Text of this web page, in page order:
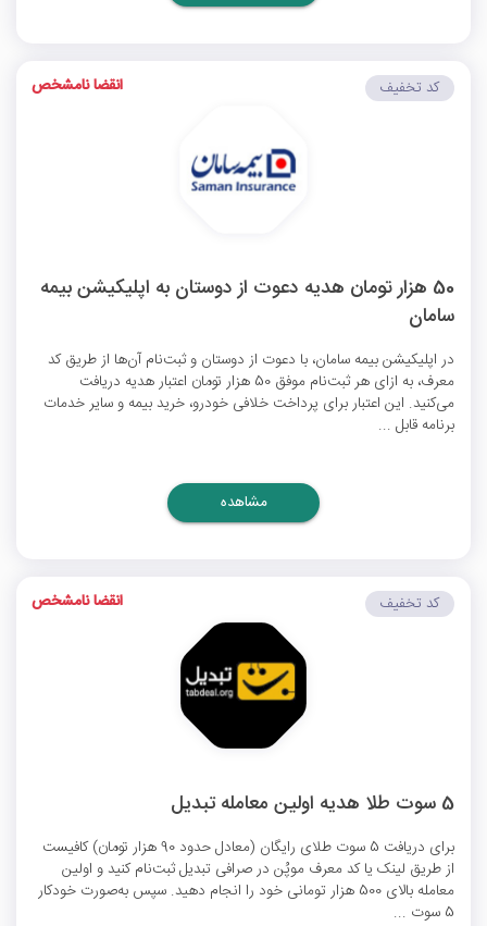
50 هزار تومان هدیه دعوت از دوستان به اپلیکیشن بیمه
سامان
در اپلیکیشن بیمه سامان، با دعوت از دوستان و ثبت‌نام آن‌ها از طریق کد
معرف، به ازای هر ثبت‌نام موفق 50 هزار تومان اعتبار هدیه دریافت
می‌کنید. این اعتبار برای پرداخت خلافی خودرو، خرید بیمه و سایر خدمات
برنامه قابل ...
کد تخفیف انقضا نامشخص
مشاهده
5 سوت طلا هدیه اولین معامله تبدیل
برای دریافت 5 سوت طلای رایگان (معادل حدود 90 هزار تومان) کافیست
از طریق لینک یا کد معرف موپُن در صرافی تبدیل ثبت‌نام کنید و اولین
معامله بالای 500 هزار تومانی خود را انجام دهید. سپس به‌صورت خودکار
5 سوت ...
کد تخفیف انقضا نامشخص